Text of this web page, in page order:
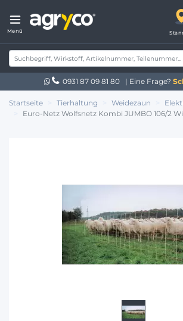
Menü
0931 87 09 81 80 | Eine Frage?
Startseite Tierhaltung Weidezaun
Euro-Netz Wolfsnetz Kombi JUMBO 106/2